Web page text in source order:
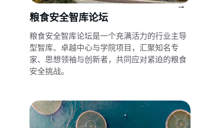
粮食安全智库论坛
粮食安全智库论坛是一个充满活力的行业主导
型智库、卓越中心与学院项目，汇聚知名专
家、思想领袖与创新者，共同应对紧迫的粮食
安全挑战。
→